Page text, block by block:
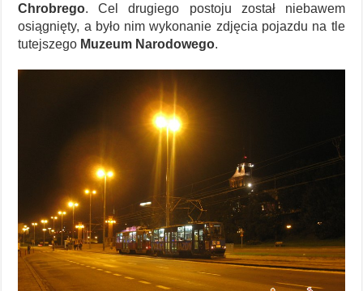
Chrobrego. Cel drugiego postoju został niebawem
osiągnięty, a było nim wykonanie zdjęcia pojazdu na tle
tutejszego Muzeum Narodowego.